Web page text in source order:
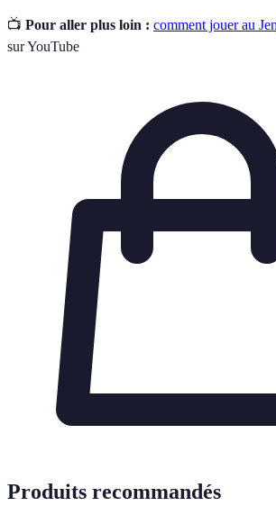
📺 Pour aller plus loin : comment jouer au
sur YouTube
Produits recommandés